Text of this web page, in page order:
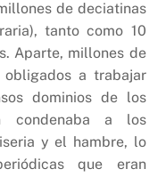
de deciatinas
tanto como 10
Aparte, millones de
a trabajar
dominios de los
condenaba a los
y el hambre, lo
que eran